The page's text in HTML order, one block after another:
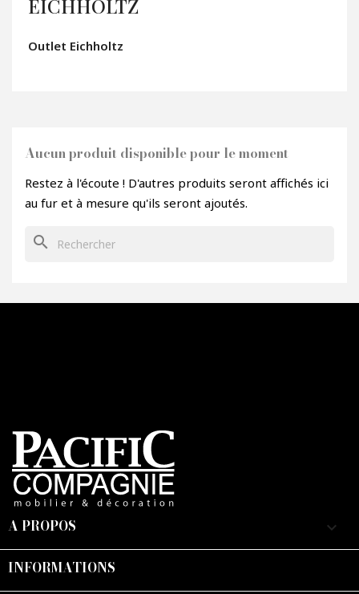
EICHHOLTZ
Outlet Eichholtz
Aucun produit disponible pour le moment
Restez à l'écoute ! D'autres produits seront affichés ici
au fur et à mesure qu'ils seront ajoutés.
search
A PROPOS keyboard_arrow_down
INFORMATIONS